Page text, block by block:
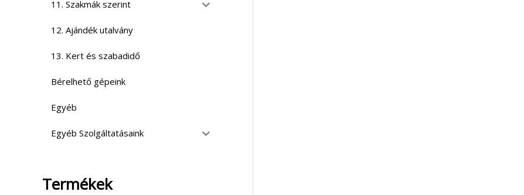
11. Szakmák szerint
12. Ajándék utalvány
13. Kert és szabadidő
Bérelhető gépeink
Egyéb
Egyéb Szolgáltatásaink
Termékek